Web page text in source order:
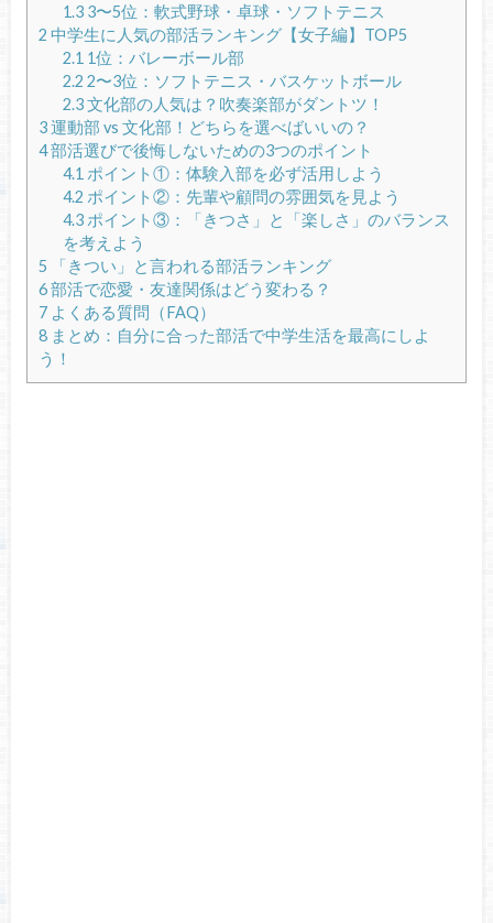
1.33〜5位：軟式野球・卓球・ソフトテニス
2 中学生に人気の部活ランキング【女子編】TOP5
2.1 1位：バレーボール部
2.2 2〜3位：ソフトテニス・バスケットボール
2.3文化部の人気は？吹奏楽部がダントツ！
3運動部 vs 文化部！どちらを選べばいいの？
4部活選びで後悔しないための3つのポイント
4.1 ポイント①：体験入部を必ず活用しよう
4.2 ポイント②：先輩や顧問の雰囲気を見よう
4.3ポイント③：「きつさ」と「楽しさ」のバランス
を考えよう
5 「きつい」と言われる部活ランキング
6部活で恋愛・友達関係はどう変わる？
7よくある質問（FAQ）
8まとめ：自分に合った部活で中学生活を最高にしよ
う！